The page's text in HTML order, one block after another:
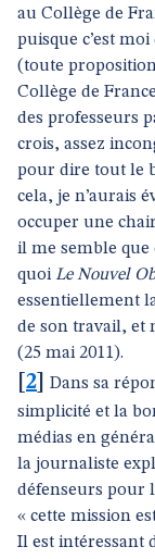
au Collège de
puisque c’est
(toute
Collège de
des professeurs
crois, assez
pour dire tout le
cela, je n’aurais
occuper une
il me semble que
quoi Le Nouvel
essentiellement
de son travail, et
(25 mai 2011).
2
Dans sa
simplicité et la
médias en
la journaliste
défenseurs pour
« cette mission
Il est intéressant